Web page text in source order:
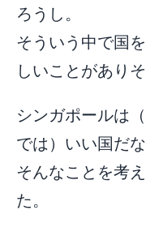
ろうし。
そういう中で国
しいことがあり
シンガポールは
では）いい国だ
そんなことを考
た。